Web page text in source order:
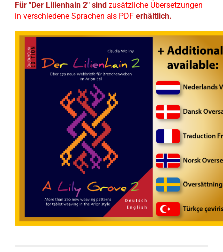
Für "Der Lilienhain 2" sind zusätzliche Übersetzungen
in verschiedene Sprachen als PDF erhältlich.